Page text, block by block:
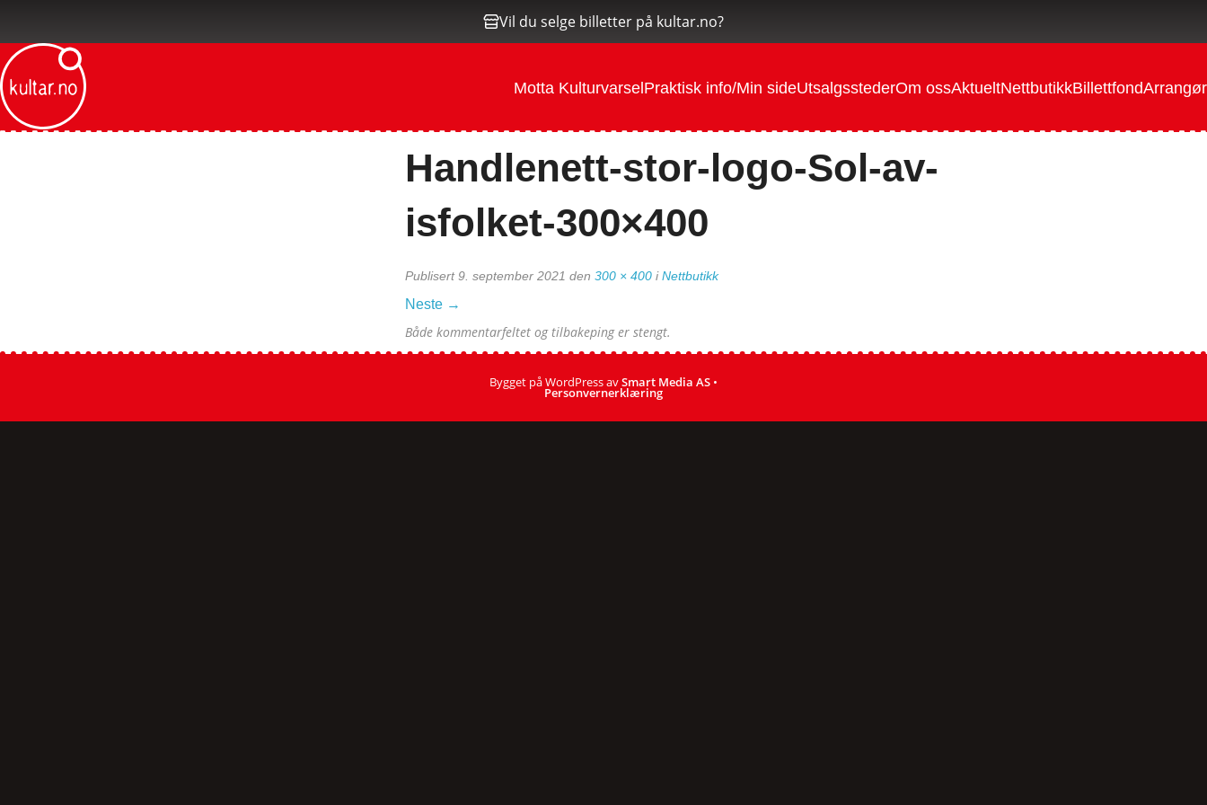
Vil du selge billetter på kultar.no?
Motta KulturvarselPraktisk info/Min sideUtsalgsstederOm ossAktueltNettbutikkBillettfondArrangør
Handlenett-stor-logo-Sol-av-
isfolket-300×400
Publisert9. september 2021 den 300 × 400 iNettbutikk
Neste →
Både kommentarfeltet og tilbakeping er stengt.
Bygget på WordPress avSmart Media AS •
Personvernerklæring